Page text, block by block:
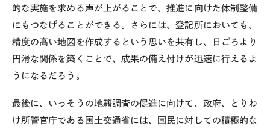
的な実施を求める声が上がることで、推進に向けた体制整備
にもつなげることができる。さらには、登記所においても、
精度の高い地図を作成するという思いを共有し、日ごろより
円滑な関係を築くことで、成果の備え付けが迅速に行えるよ
うになるだろう。
最後に、いっそうの地籍調査の促進に向けて、政府、とりわ
け所管官庁である国土交通省には、国民に対しての積極的な